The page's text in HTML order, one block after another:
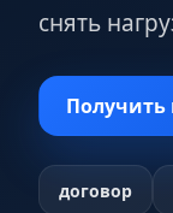
снять
Получить
договор